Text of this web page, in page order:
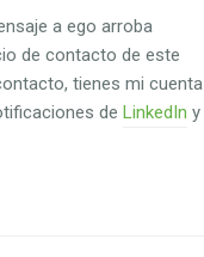
a ego arroba
de contacto de este
tienes mi cuenta
deLinkedIn y